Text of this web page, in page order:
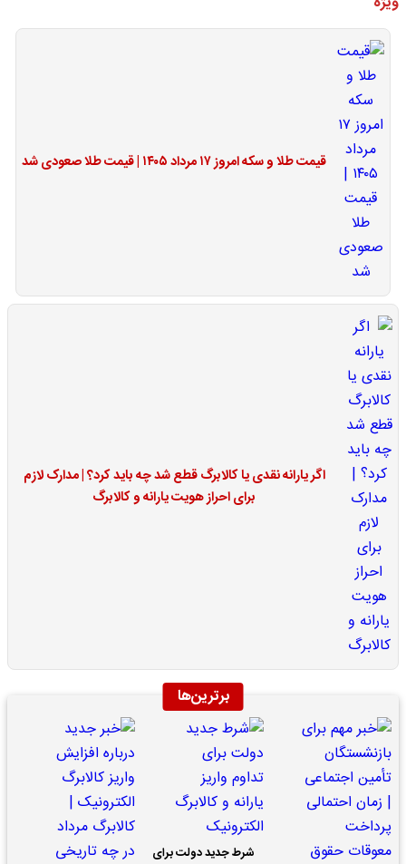
قیمت طلا و سکه امروز ۱۷ مرداد ۱۴۰۵ | قیمت طلا صعودی شد
اگر یارانه نقدی یا کالابرگ قطع شد چه باید کرد؟ | مدارک لازم
برای احراز هویت یارانه و کالابرگ
برترین‌ها
شرط جدید دولت برای